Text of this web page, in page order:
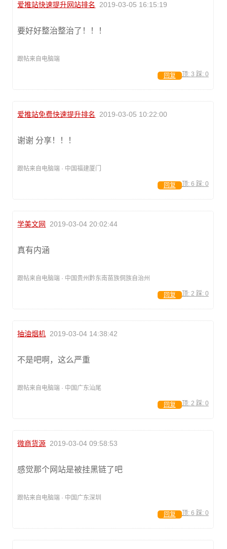
爱推站快速提升网站排名 2019-03-05 16:15:19
要好好整治整治了！！！
跟帖来自电脑端
顶: 3 踩: 0
回复
爱推站免费快速提升排名 2019-03-05 10:22:00
谢谢 分享！！！
跟帖来自电脑端 · 中国福建厦门
顶: 6 踩: 0
回复
学美文网 2019-03-04 20:02:44
真有内涵
跟帖来自电脑端 · 中国贵州黔东南苗族侗族自治州
顶: 2 踩: 0
回复
抽油烟机 2019-03-04 14:38:42
不是吧啊，这么严重
跟帖来自电脑端 · 中国广东汕尾
顶: 2 踩: 0
回复
微商货源 2019-03-04 09:58:53
感觉那个网站是被挂黑链了吧
跟帖来自电脑端 · 中国广东深圳
顶: 6 踩: 0
回复